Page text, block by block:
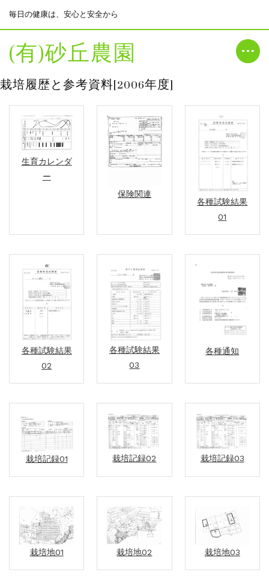
毎日の健康は、安心と安全から
(有)砂丘農園
栽培履歴と参考資料[2006年度]
生育カレンダ
ー
保険関連
各種試験結果
01
各種試験結果
02
各種試験結果
03
各種通知
栽培記録01 栽培記録02 栽培記録03
栽培地01 栽培地02 栽培地03